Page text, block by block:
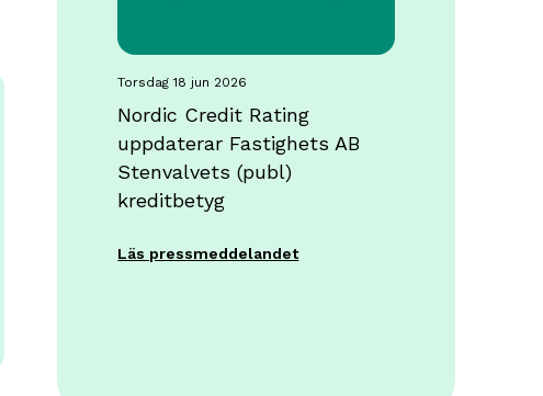
torsdag 18 jun 2026
Nordic Credit Rating
uppdaterar Fastighets AB
Stenvalvets (publ)
kreditbetyg
Läs pressmeddelandet